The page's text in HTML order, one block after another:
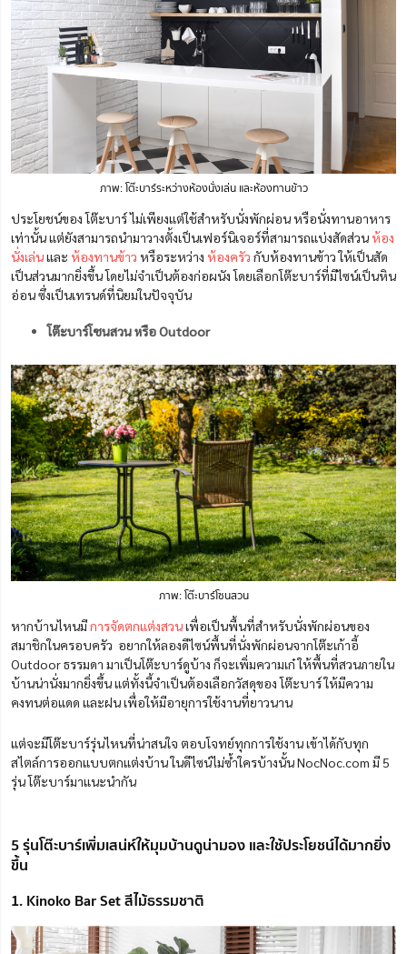
ภาพ: โต๊ะบาร์ระหว่างห้องนั่งเล่น และห้องทานข้าว
ประโยชน์ของ โต๊ะบาร์ ไม่เพียงแต่ใช้สำหรับนั่งพักผ่อน หรือนั่งทานอาหาร
เท่านั้น แต่ยังสามารถนำมาวางตั้งเป็นเฟอร์นิเจอร์ที่สามารถแบ่งสัดส่วน ห้อง
นั่งเล่นและ ห้องทานข้าว หรือระหว่าง ห้องครัว กับห้องทานข้าว ให้เป็นสัด
เป็นส่วนมากยิ่งขึ้น โดยไม่จำเป็นต้องก่อผนัง โดยเลือกโต๊ะบาร์ที่มีไซน์เป็นหิน
อ่อน ซึ่งเป็นเทรนด์ที่นิยมในปัจจุบัน
โต๊ะบาร์โซนสวน หรือ Outdoor
ภาพ: โต๊ะบาร์โซนสวน
หากบ้านไหนมีการจัดตกแต่งสวนเพื่อเป็นพื้นที่สำหรับนั่งพักผ่อนของ
สมาชิกในครอบครัว อยากให้ลองดีไซน์พื้นที่นั่งพักผ่อนจากโต๊ะเก้าอี้
Outdoor ธรรมดา มาเป็นโต๊ะบาร์ดูบ้าง ก็จะเพิ่มความเก๋ ให้พื้นที่สวนภายใน
บ้านน่านั่งมากยิ่งขึ้น แต่ทั้งนี้จำเป็นต้องเลือกวัสดุของ โต๊ะบาร์ ให้มีความ
คงทนต่อแดด และฝน เพื่อให้มีอายุการใช้งานที่ยาวนาน
แต่จะมีโต๊ะบาร์รุ่นไหนที่น่าสนใจ ตอบโจทย์ทุกการใช้งาน เข้าได้กับทุก
สไตล์การออกแบบตกแต่งบ้าน ในดีไซน์ไม่ซ้ำใครบ้างนั้น NocNoc.com มี 5
รุ่น โต๊ะบาร์มาแนะนำกัน
5 รุ่นโต๊ะบาร์เพิ่มเสน่ห์ให้มุมบ้านดูน่ามอง และใช้ประโยชน์ได้มากยิ่ง
ขึ้น
1. Kinoko Bar Set สีไม้ธรรมชาติ